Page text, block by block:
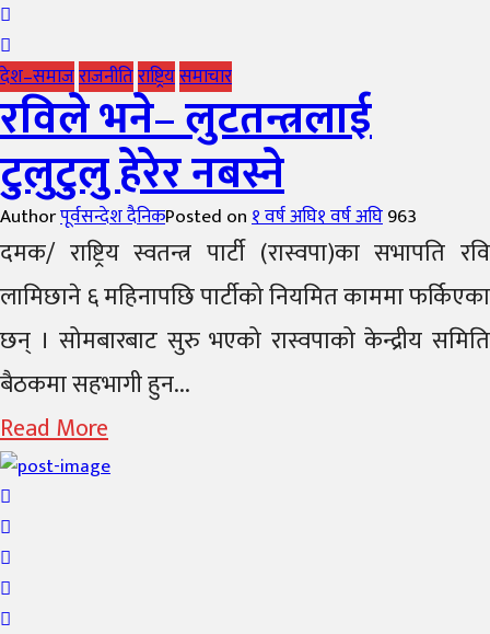
देश–समाजराजनीतिराष्ट्रियसमाचार
रविले भने– लुटतन्त्रलाई
टुलुटुलु हेरेर नबस्ने
Authorपूर्वसन्देश दैनिकPosted on१ वर्ष अघि१ वर्ष अघि963
दमक/ राष्ट्रिय स्वतन्त्र पार्टी (रास्वपा)का सभापति रवि
लामिछाने ६ महिनापछि पार्टीको नियमित काममा फर्किएका
छन् । सोमबारबाट सुरु भएको रास्वपाको केन्द्रीय समिति
बैठकमा सहभागी हुन...
Read More